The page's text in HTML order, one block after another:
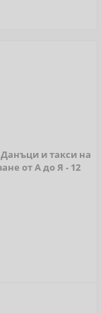
и такси на
от А до Я - 12